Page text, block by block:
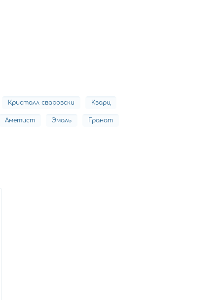
Кристалл сваровски Кварц
Аметист Эмаль Гранат